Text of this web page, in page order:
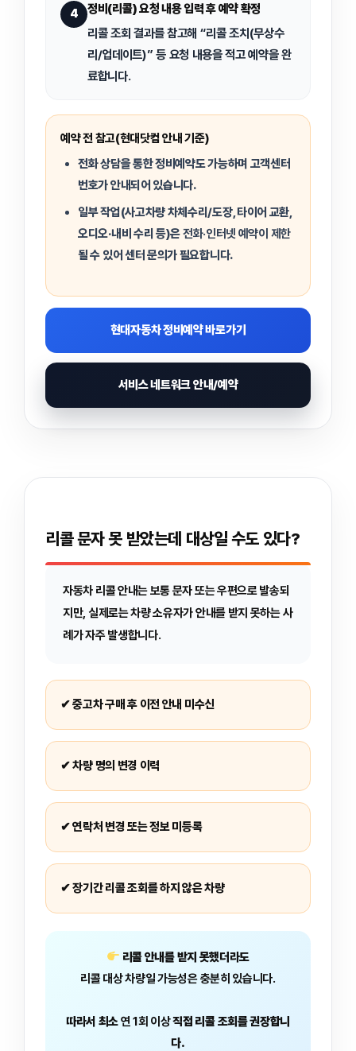
4 정비(리콜) 요청 내용 입력 후 예약 확정
리콜 조회 결과를 참고해 “리콜 조치(무상수
리/업데이트)” 등 요청 내용을 적고 예약을 완
료합니다.
예약 전 참고(현대닷컴 안내 기준)
전화 상담을 통한 정비예약도 가능하며 고객센터
번호가 안내되어 있습니다.
일부 작업(사고차량 차체수리/도장, 타이어 교환,
오디오·내비 수리 등)은전화·인터넷 예약이 제한
될 수 있어 센터 문의가 필요합니다.
현대자동차 정비예약 바로가기
서비스 네트워크 안내/예약
리콜 문자 못 받았는데 대상일 수도 있다?
자동차 리콜 안내는 보통 문자 또는 우편으로 발송되
지만, 실제로는 차량 소유자가 안내를 받지 못하는 사
례가 자주 발생합니다.
✔ 중고차 구매 후 이전 안내 미수신
✔ 차량 명의 변경 이력
✔ 연락처 변경 또는 정보 미등록
✔ 장기간 리콜 조회를 하지 않은 차량
리콜 안내를 받지 못했더라도
리콜 대상 차량일 가능성은 충분히 있습니다.
따라서 최소연 1회 이상직접 리콜 조회를 권장합니
다.